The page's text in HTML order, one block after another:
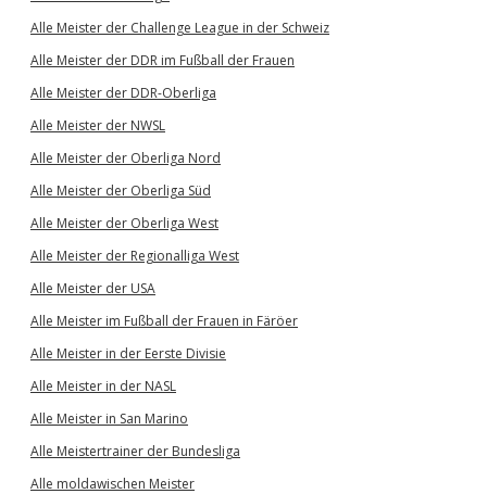
Alle Meister der Challenge League in der Schweiz
Alle Meister der DDR im Fußball der Frauen
Alle Meister der DDR-Oberliga
Alle Meister der NWSL
Alle Meister der Oberliga Nord
Alle Meister der Oberliga Süd
Alle Meister der Oberliga West
Alle Meister der Regionalliga West
Alle Meister der USA
Alle Meister im Fußball der Frauen in Färöer
Alle Meister in der Eerste Divisie
Alle Meister in der NASL
Alle Meister in San Marino
Alle Meistertrainer der Bundesliga
Alle moldawischen Meister